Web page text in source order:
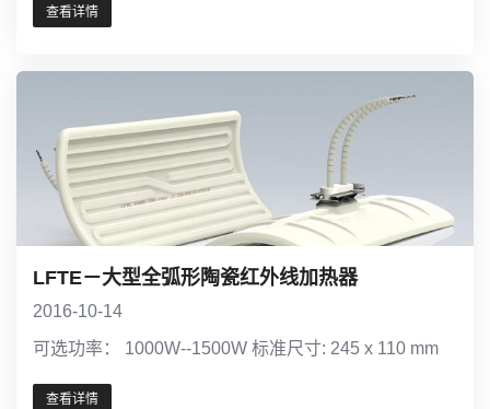
查看详情
LFTE－大型全弧形陶瓷红外线加热器
2016-10-14
可选功率： 1000W--1500W 标准尺寸: 245 x 110 mm
查看详情